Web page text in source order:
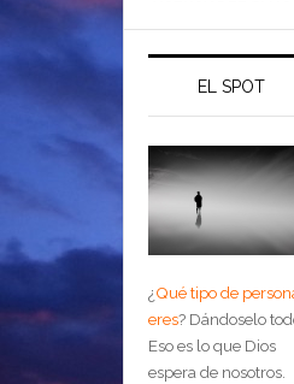
EL SPOT
¿Qué tipo de
eres? Dándoselo
Eso es lo que Dios
espera de nosotros.